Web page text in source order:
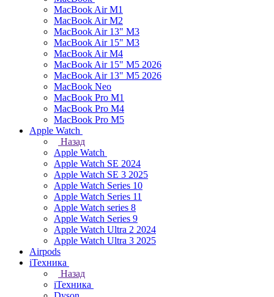
MacBook Air M1
MacBook Air M2
MacBook Air 13" M3
MacBook Air 15" M3
MacBook Air M4
MacBook Air 15" М5 2026
MacBook Air 13" М5 2026
MacBook Neo
MacBook Pro M1
MacBook Pro M4
MacBook Pro M5
Apple Watch
Назад
Apple Watch
Apple Watch SE 2024
Apple Watch SE 3 2025
Apple Watch Series 10
Apple Watch Series 11
Apple Watch series 8
Apple Watch Series 9
Apple Watch Ultra 2 2024
Apple Watch Ultra 3 2025
Airpods
iТехника
Назад
iТехника